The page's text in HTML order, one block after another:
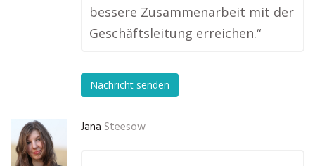
bessere Zusammenarbeit mit der
Geschäftsleitung erreichen.“
Nachricht senden
Jana Steesow